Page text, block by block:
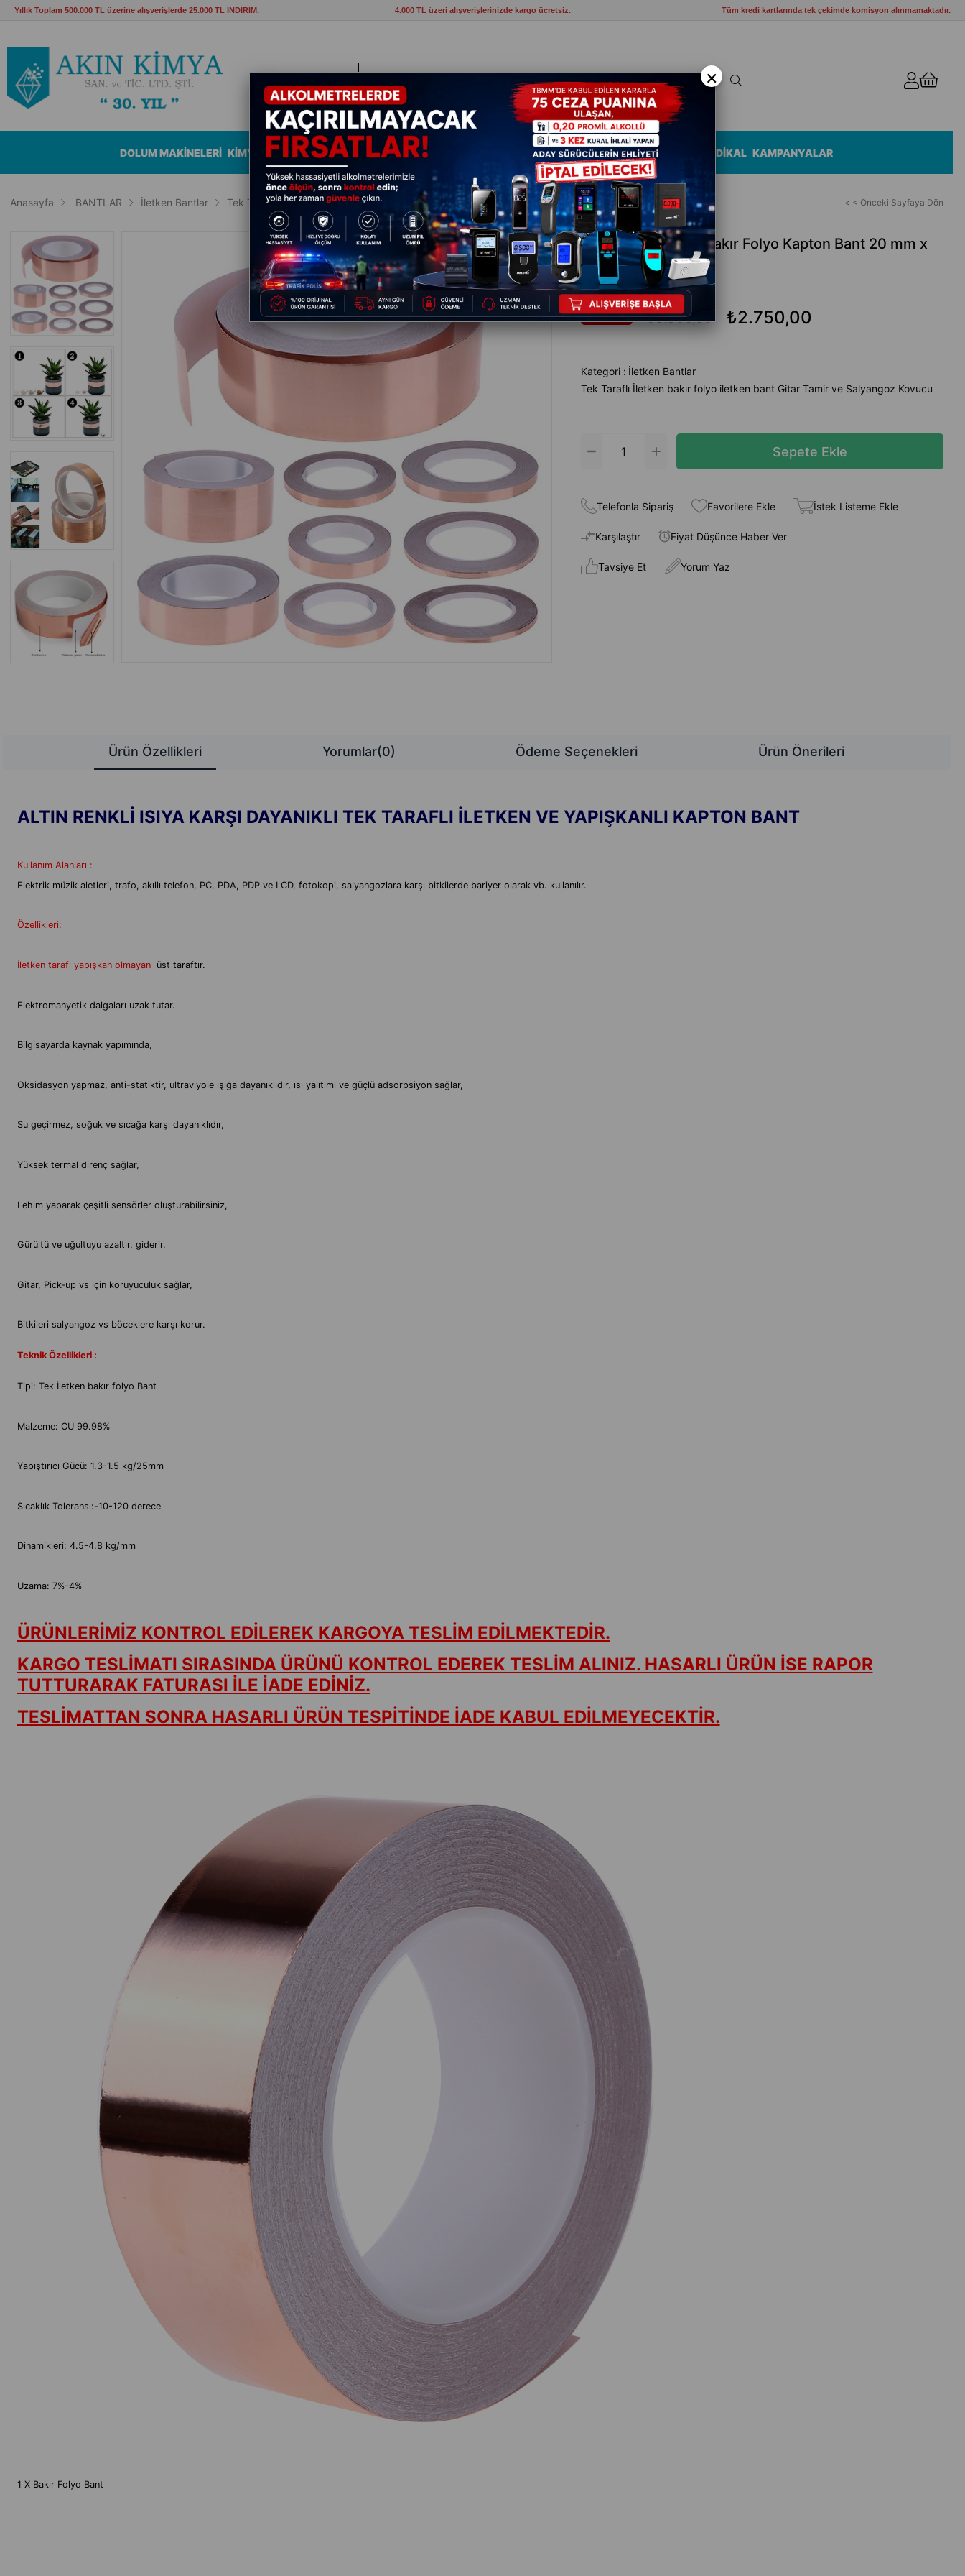
Yıllık Toplam 500.000 TL üzerine alışverişlerde 25.000 TL İNDİRİM. 4.000 TL üzeri alışverişlerinizde kargo ücretsiz. Tüm kredi kartlarında tek çekimde komisyon alınmamaktadır.
DOLUM MAKİNELERİ KİMYASALLAR BANTLAR HIRDAVAT ELEKTRİKLİ ALETLER BAHÇE VE KAMP MALZEMELERİ MEDİKAL KAMPANYALAR
Anasayfa BANTLAR İletken Bantlar Tek Taraflı İletken Bakır Folyo Kapton Bant 20 mm x 50 mt < < Önceki Sayfaya Dön
Tek Taraflı İletken Bakır Folyo Kapton Bant 20 mm x
50 mt
17 ₺3.300,00 ₺2.750,00
Kategori : İletken Bantlar
Tek Taraflı İletken bakır folyo iletken bant Gitar Tamir ve Salyangoz Kovucu
Telefonla Sipariş Favorilere Ekle İstek Listeme Ekle
Karşılaştır Fiyat Düşünce Haber Ver
Tavsiye Et Yorum Yaz
Ürün Özellikleri Yorumlar(0) Ödeme Seçenekleri Ürün Önerileri
ALTIN RENKLİ ISIYA KARŞI DAYANIKLI TEK TARAFLI İLETKEN VE YAPIŞKANLI KAPTON BANT
Kullanım Alanları :
Elektrik müzik aletleri, trafo, akıllı telefon, PC, PDA, PDP ve LCD, fotokopi, salyangozlara karşı bitkilerde bariyer olarak vb. kullanılır.
Özellikleri:
İletken tarafı yapışkan olmayan üst taraftır.
Elektromanyetik dalgaları uzak tutar.
Bilgisayarda kaynak yapımında,
Oksidasyon yapmaz, anti-statiktir, ultraviyole ışığa dayanıklıdır, ısı yalıtımı ve güçlü adsorpsiyon sağlar,
Su geçirmez, soğuk ve sıcağa karşı dayanıklıdır,
Yüksek termal direnç sağlar,
Lehim yaparak çeşitli sensörler oluşturabilirsiniz,
Gürültü ve uğultuyu azaltır, giderir,
Gitar, Pick-up vs için koruyuculuk sağlar,
Bitkileri salyangoz vs böceklere karşı korur.
Teknik Özellikleri :
Tipi: Tek İletken bakır folyo Bant
Malzeme: CU 99.98%
Yapıştırıcı Gücü: 1.3-1.5 kg/25mm
Sıcaklık Toleransı:-10-120 derece
Dinamikleri: 4.5-4.8 kg/mm
Uzama: 7%-4%
ÜRÜNLERİMİZ KONTROL EDİLEREK KARGOYA TESLİM EDİLMEKTEDİR.
KARGO TESLİMATI SIRASINDA ÜRÜNÜ KONTROL EDEREK TESLİM ALINIZ. HASARLI ÜRÜN İSE RAPOR
TUTTURARAK FATURASI İLE İADE EDİNİZ.
TESLİMATTAN SONRA HASARLI ÜRÜN TESPİTİNDE İADE KABUL EDİLMEYECEKTİR.
1 X Bakır Folyo Bant
×